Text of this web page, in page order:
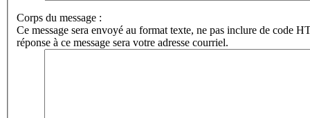
Corps du message :
Ce message sera envoyé au format texte, ne pas inclure de code
réponse à ce message sera votre adresse courriel.